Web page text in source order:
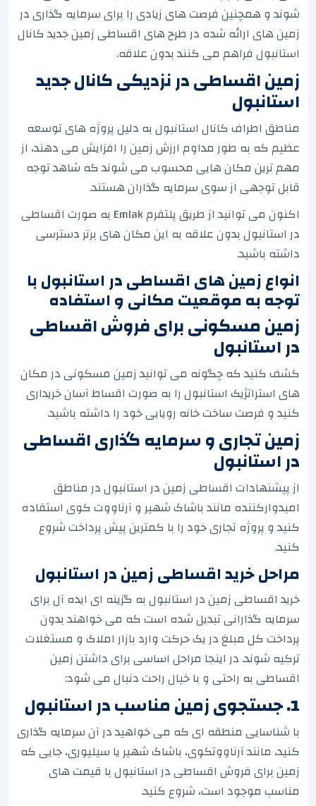
شوند و همچنین فرصت های زیادی را برای سرمایه گذاری در
زمین های ارائه شده در طرح های اقساطی زمین جدید کانال
استانبول فراهم می کنند بدون علاقه.
زمین اقساطی در نزدیکی کانال جدید
استانبول
مناطق اطراف کانال استانبول به دلیل پروژه های توسعه
عظیم که به طور مداوم ارزش زمین را افزایش می دهند، از
مهم ترین مکان هایی محسوب می شوند که شاهد توجه
قابل توجهی از سوی سرمایه گذاران هستند.
اکنون می توانید از طریق پلتفرم Emlak به صورت اقساطی
در استانبول بدون علاقه به این مکان های برتر دسترسی
داشته باشید.
انواع زمین های اقساطی در استانبول با
توجه به موقعیت مکانی و استفاده
زمین مسکونی برای فروش اقساطی
در استانبول
کشف کنید که چگونه می توانید زمین مسکونی در مکان
های استراتژیک استانبول را به صورت اقساط آسان خریداری
کنید و فرصت ساخت خانه رویایی خود را داشته باشید.
زمین تجاری و سرمایه گذاری اقساطی
در استانبول
از پیشنهادات اقساطی زمین در استانبول در مناطق
امیدوارکننده مانند باشاک شهیر و آرناووت کوی استفاده
کنید و پروژه تجاری خود را با کمترین پیش پرداخت شروع
کنید.
مراحل خرید اقساطی زمین در استانبول
خرید اقساطی زمین در استانبول به گزینه ای ایده آل برای
سرمایه گذارانی تبدیل شده است که می خواهند بدون
پرداخت کل مبلغ در یک حرکت وارد بازار املاک و مستغلات
ترکیه شوند. در اینجا مراحل اساسی برای داشتن زمین
اقساطی به راحتی و با خیال راحت دنبال می شود:
1. جستجوی زمین مناسب در استانبول
با شناسایی منطقه ای که می خواهید در آن سرمایه گذاری
کنید، مانند آرناووتکوی، باشاک شهیر یا سیلیوری، جایی که
زمین برای فروش اقساطی در استانبول با قیمت های
مناسب موجود است، شروع کنید.